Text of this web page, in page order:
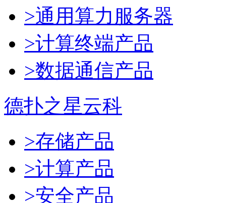
>通用算力服务器
>计算终端产品
>数据通信产品
德扑之星云科
>存储产品
>计算产品
>安全产品